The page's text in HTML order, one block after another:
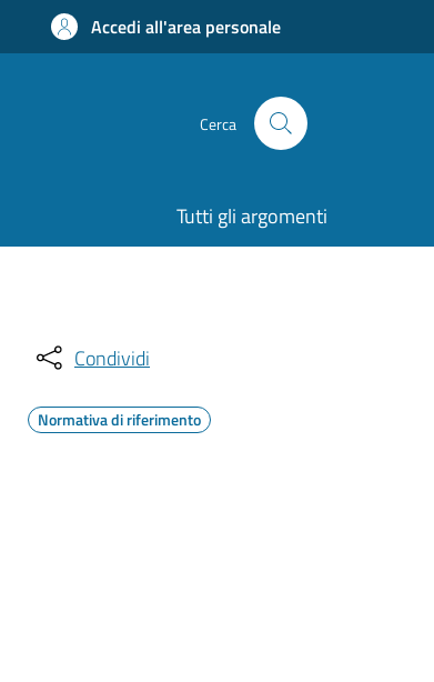
Accedi all'area personale
Cerca
Tutti gli argomenti
Condividi
Normativa di riferimento